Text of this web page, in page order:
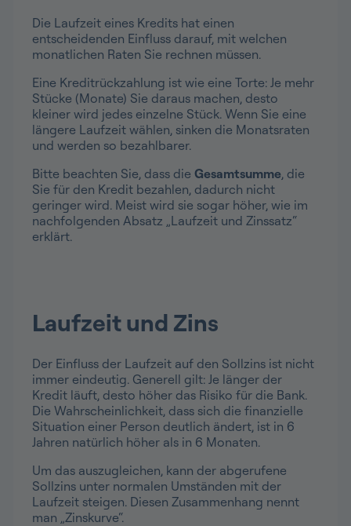
Die Laufzeit eines Kredits hat einen
entscheidenden Einfluss darauf, mit welchen
monatlichen Raten Sie rechnen müssen.
Eine Kreditrückzahlung ist wie eine Torte: Je mehr
Stücke (Monate) Sie daraus machen, desto
kleiner wird jedes einzelne Stück. Wenn Sie eine
längere Laufzeit wählen, sinken die Monatsraten
und werden so bezahlbarer.
Bitte beachten Sie, dass die Gesamtsumme, die
Sie für den Kredit bezahlen, dadurch nicht
geringer wird. Meist wird sie sogar höher, wie im
nachfolgenden Absatz „Laufzeit und Zinssatz“
erklärt.
Laufzeit und Zins
Der Einfluss der Laufzeit auf den Sollzins ist nicht
immer eindeutig. Generell gilt: Je länger der
Kredit läuft, desto höher das Risiko für die Bank.
Die Wahrscheinlichkeit, dass sich die finanzielle
Situation einer Person deutlich ändert, ist in 6
Jahren natürlich höher als in 6 Monaten.
Um das auszugleichen, kann der abgerufene
Sollzins unter normalen Umständen mit der
Laufzeit steigen. Diesen Zusammenhang nennt
man „Zinskurve“.